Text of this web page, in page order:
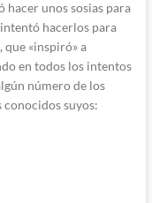
unos sosias para
hacerlos para
que «inspiró» a
en todos los intentos
número de los
conocidos suyos: